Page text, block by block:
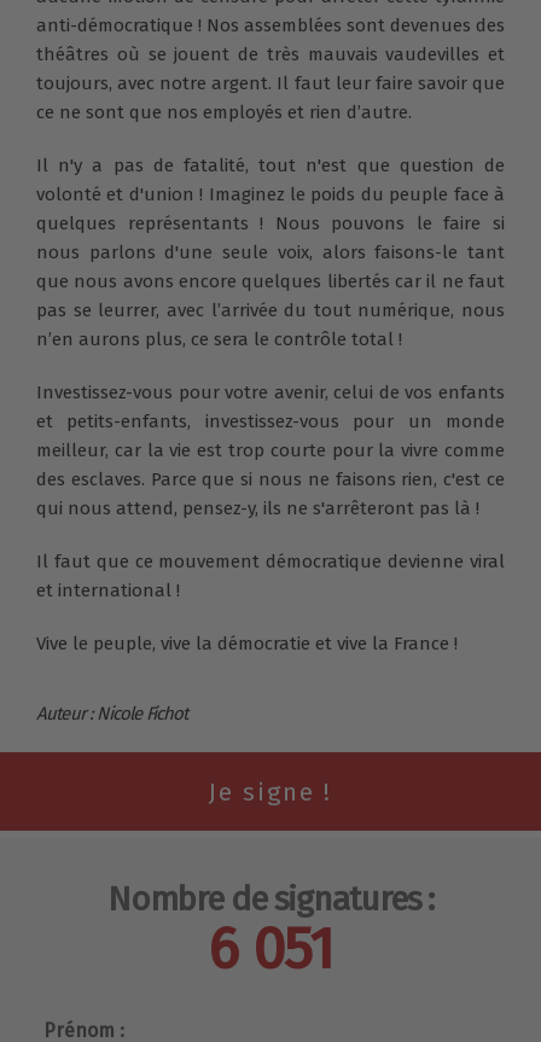
anti-démocratique ! Nos assemblées sont devenues des
théâtres où se jouent de très mauvais vaudevilles et
toujours, avec notre argent. Il faut leur faire savoir que
ce ne sont que nos employés et rien d’autre.
Il n'y a pas de fatalité, tout n'est que question de
volonté et d'union ! Imaginez le poids du peuple face à
quelques représentants ! Nous pouvons le faire si
nous parlons d'une seule voix, alors faisons-le tant
que nous avons encore quelques libertés car il ne faut
pas se leurrer, avec l’arrivée du tout numérique, nous
n’en aurons plus, ce sera le contrôle total !
Investissez-vous pour votre avenir, celui de vos enfants
et petits-enfants, investissez-vous pour un monde
meilleur, car la vie est trop courte pour la vivre comme
des esclaves. Parce que si nous ne faisons rien, c'est ce
qui nous attend, pensez-y, ils ne s'arrêteront pas là !
Il faut que ce mouvement démocratique devienne viral
et international !
Vive le peuple, vive la démocratie et vive la France !
Auteur : Nicole Fichot
Nombre de signatures :
6 051
Prénom :